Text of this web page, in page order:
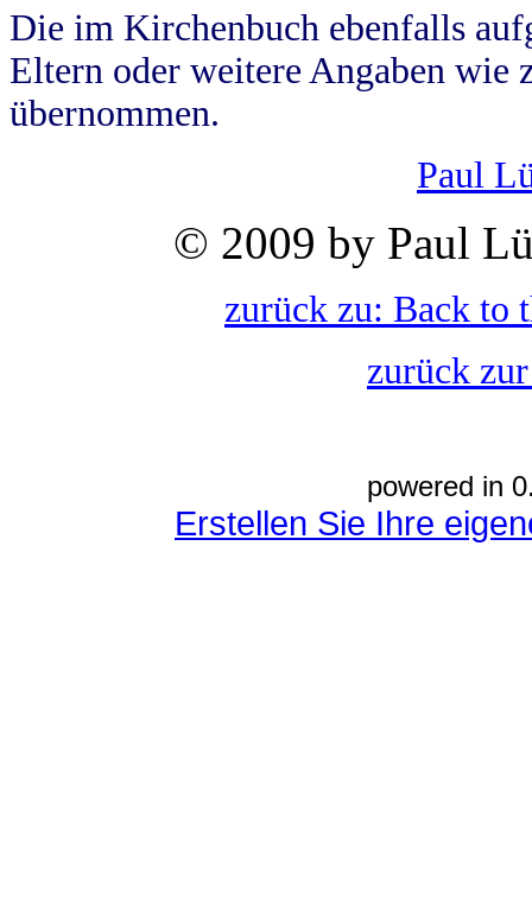
Die im Kirchenbuch ebenfalls
Eltern oder weitere Angaben wie
übernommen.
Paul
© 2009 by Paul
zurück zu: Back to
zurück
powered in
Erstellen Sie Ihre